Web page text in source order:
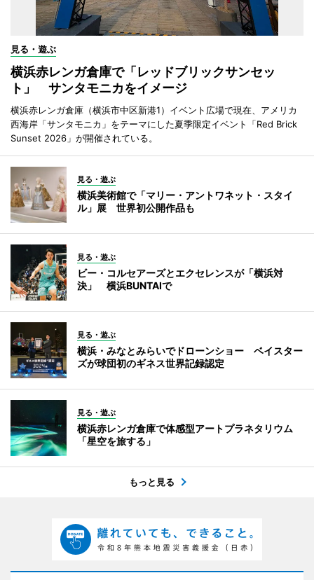
見る・遊ぶ
横浜赤レンガ倉庫で「レッドブリックサンセッ
ト」 サンタモニカをイメージ
横浜赤レンガ倉庫（横浜市中区新港1）イベント広場で現在、アメリカ
西海岸「サンタモニカ」をテーマにした夏季限定イベント「Red Brick
Sunset 2026」が開催されている。
見る・遊ぶ
横浜美術館で「マリー・アントワネット・スタイ
ル」展 世界初公開作品も
見る・遊ぶ
ビー・コルセアーズとエクセレンスが「横浜対
決」 横浜BUNTAIで
見る・遊ぶ
横浜・みなとみらいでドローンショー ベイスター
ズが球団初のギネス世界記録認定
見る・遊ぶ
横浜赤レンガ倉庫で体感型アートプラネタリウム
「星空を旅する」
もっと見る